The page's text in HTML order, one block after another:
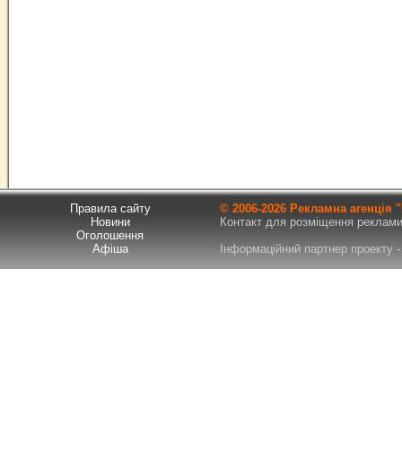
Правила сайту
Новини
Оголошення
Афіша
© 2006-2026 Рекламна
Контакт для розміщення
Інформаційний партнер проекту